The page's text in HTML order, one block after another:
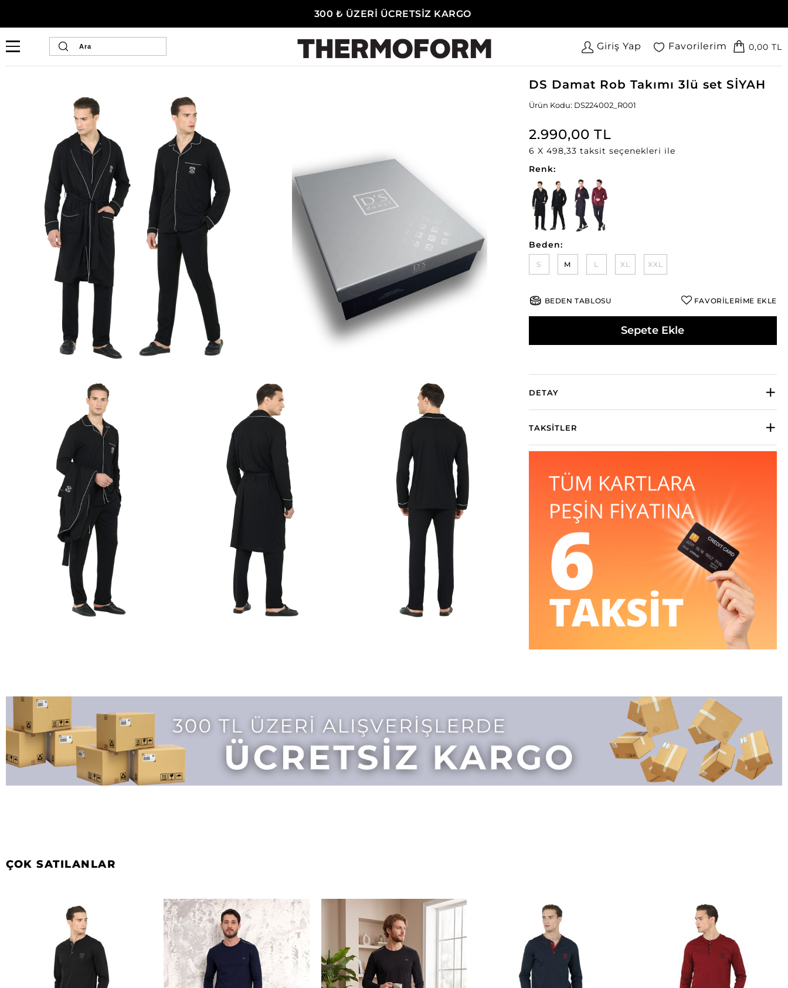
300 ₺ ÜZERİ ÜCRETSİZ KARGO
Giriş Yap Favorilerim 0,00 TL
Ana Sayfa Erkek Ev Giyim U-Erkek Pijama Takımı
DS Damat Rob Takımı 3lü set SİYAH
Ürün Kodu: DS224002_R001
2.990,00 TL
6 X 498,33 taksit seçenekleri ile
Renk:
Beden:
S M L XL XXL
BEDEN TABLOSU FAVORİLERİME EKLE
Sepete Ekle
DETAY
TAKSITLER
ÇOK SATILANLAR